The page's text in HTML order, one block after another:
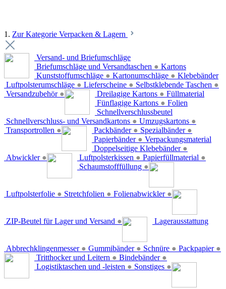
1. Zur Kategorie Verpacken & Lagern
Versand- und Briefumschläge
Briefumschläge und Versandtaschen ●
Kunststoffumschläge ● Kartonumschläge ●
Luftpolsterumschläge ● Lieferscheine ● Selbstklebende Taschen ●
Versandzubehör ●
Kartons
Dreilagige Kartons ●
Fünflagige Kartons ●
Schnellverschluss- und Versandkartons ● Umzugskartons ●
Transportrollen ●
Klebebänder
Packbänder ● Spezialbänder ●
Papierbänder ●
Doppelseitige Klebebänder ●
Abwickler ●
Füllmaterial
Luftpolsterkissen ● Papierfüllmaterial ●
Schaumstofffüllung ●
Folien
Luftpolsterfolie ● Stretchfolien ● Folienabwickler ●
Schnellverschlussbeutel
ZIP-Beutel für Lager und Versand ●
Verpackungsmaterial
Abbrechklingenmesser ● Gummibänder ● Schnüre ● Packpapier ●
Lagerausstattung
Tritthocker und Leitern ● Bindebänder ●
Logistiktaschen und -leisten ● Sonstiges ●